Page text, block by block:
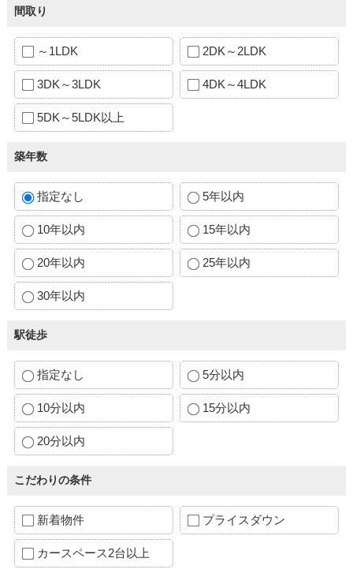
間取り
～1LDK 2DK～2LDK
3DK～3LDK 4DK～4LDK
5DK～5LDK以上
築年数
指定なし 5年以内
10年以内 15年以内
20年以内 25年以内
30年以内
駅徒歩
指定なし 5分以内
10分以内 15分以内
20分以内
こだわりの条件
新着物件 プライスダウン
カースペース2台以上